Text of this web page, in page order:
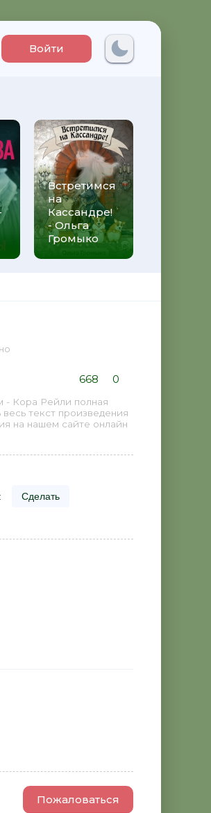
Войти
Встретимся
на
Кассандре!
- Ольга
Громыко
668 0
- Кора Рейли полная
текст произведения
на нашем сайте онлайн
Сделать
Пожаловаться